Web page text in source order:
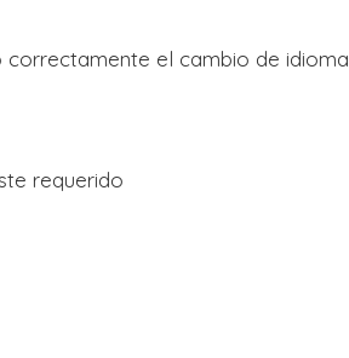
correctamente el cambio de idioma
requerido